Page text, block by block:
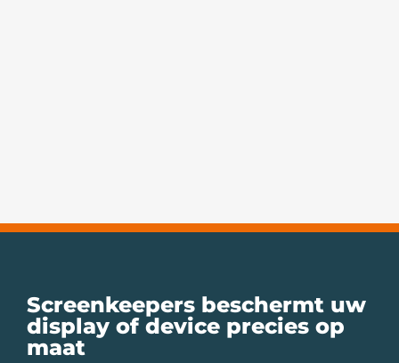
Screenkeepers beschermt uw
display of device precies op
maat